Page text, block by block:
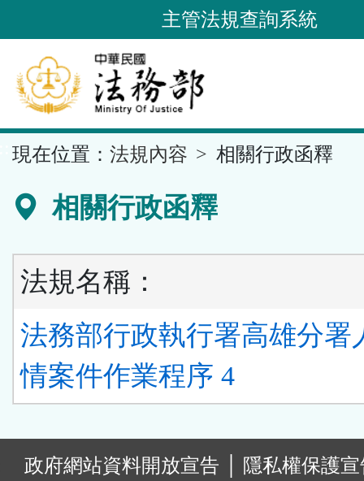
到
要
內
容
區
主管法規查詢系統
現在位置： 法規內容 相關行政函釋
相關行政函釋
法規名稱：
法務部行政執行署高雄分署
情案件作業程序 4
政府網站資料開放宣告
隱私權保護